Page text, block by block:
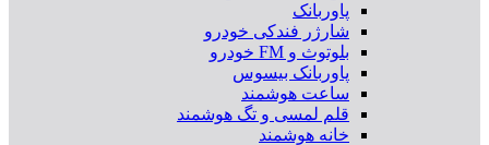
پاوربانک
شارژر فندکی خودرو
بلوتوث و FM خودرو
پاوربانک بیسوس
ساعت هوشمند
قلم لمسی و تگ هوشمند
خانه هوشمند